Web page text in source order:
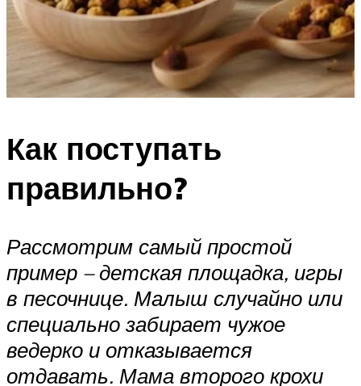
Как поступать
правильно?
Рассмотрим самый простой
пример – детская площадка, игры
в песочнице. Малыш случайно или
специально забирает чужое
ведерко и отказывается
отдавать. Мама второго крохи